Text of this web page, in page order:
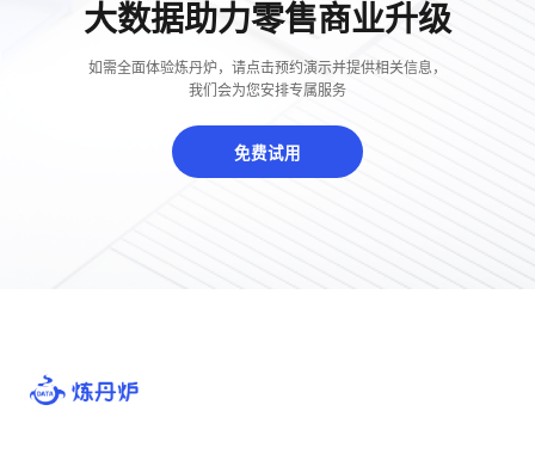
大数据助力零售商业升级
如需全面体验炼丹炉，请点击预约演示并提供相关信息，
我们会为您安排专属服务
免费试用